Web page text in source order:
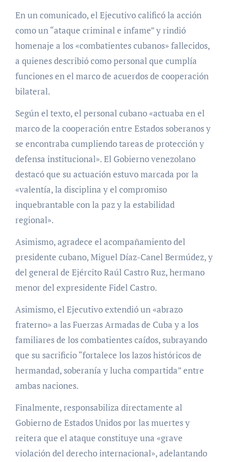
En un comunicado, el Ejecutivo calificó la acción
como un “ataque criminal e infame” y rindió
homenaje a los «combatientes cubanos» fallecidos,
a quienes describió como personal que cumplía
funciones en el marco de acuerdos de cooperación
bilateral.
Según el texto, el personal cubano «actuaba en el
marco de la cooperación entre Estados soberanos y
se encontraba cumpliendo tareas de protección y
defensa institucional». El Gobierno venezolano
destacó que su actuación estuvo marcada por la
«valentía, la disciplina y el compromiso
inquebrantable con la paz y la estabilidad
regional».
Asimismo, agradece el acompañamiento del
presidente cubano, Miguel Díaz-Canel Bermúdez, y
del general de Ejército Raúl Castro Ruz, hermano
menor del expresidente Fidel Castro.
Asimismo, el Ejecutivo extendió un «abrazo
fraterno» a las Fuerzas Armadas de Cuba y a los
familiares de los combatientes caídos, subrayando
que su sacrificio “fortalece los lazos históricos de
hermandad, soberanía y lucha compartida” entre
ambas naciones.
Finalmente, responsabiliza directamente al
Gobierno de Estados Unidos por las muertes y
reitera que el ataque constituye una «grave
violación del derecho internacional», adelantando